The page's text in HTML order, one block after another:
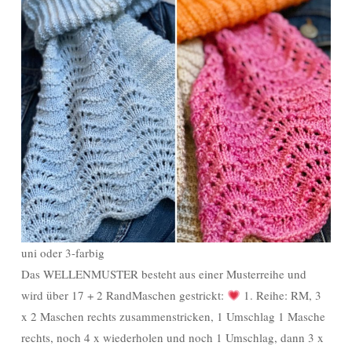
uni oder 3-farbig
Das WELLENMUSTER besteht aus einer Musterreihe und
wird über 17 + 2 RandMaschen gestrickt:
1. Reihe: RM, 3
x 2 Maschen rechts zusammenstricken, 1 Umschlag 1 Masche
rechts, noch 4 x wiederholen und noch 1 Umschlag, dann 3 x